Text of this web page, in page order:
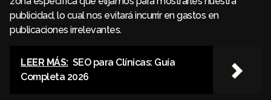
publicidad, lo cual nos evitará incurrir en gastos en
publicaciones irrelevantes.
LEER MÁS: SEO para Clínicas: Guía
Completa 2026